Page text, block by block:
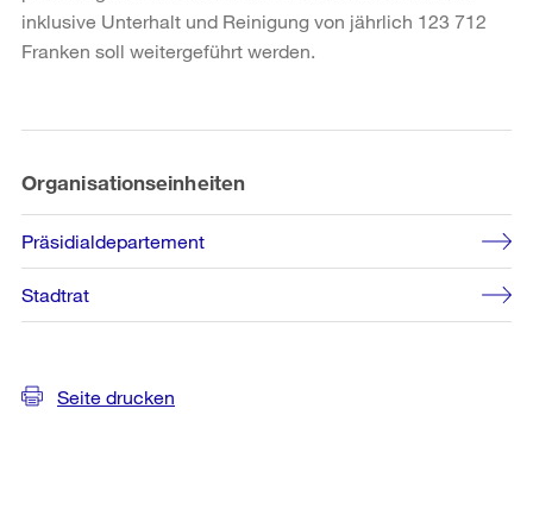
inklusive Unterhalt und Reinigung von jährlich 123 712
Franken soll weitergeführt werden.
Organisationseinheiten
Präsidialdepartement
Stadtrat
Seite drucken